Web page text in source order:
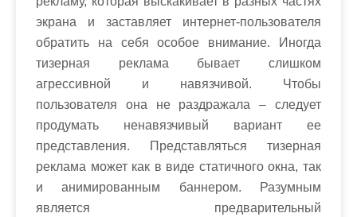
экрана и заставляет интернет-пользователя
обратить на себя особое внимание. Иногда
тизерная реклама бывает слишком
агрессивной и навязчивой. Чтобы
пользователя она не раздражала – следует
продумать ненавязчивый вариант ее
представления. Представляться тизерная
реклама может как в виде статичного окна, так
и анимированным баннером. Разумным
является предварительный